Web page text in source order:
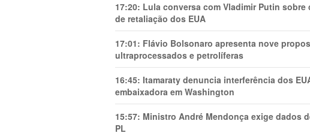
17:20: Lula conversa com Vladimir Putin
de retaliação dos EUA
17:01: Flávio Bolsonaro apresenta nove
ultraprocessados e petrolíferas
16:45: Itamaraty denuncia interferência dos
embaixadora em Washington
15:57: Ministro André Mendonça exige dados
PL